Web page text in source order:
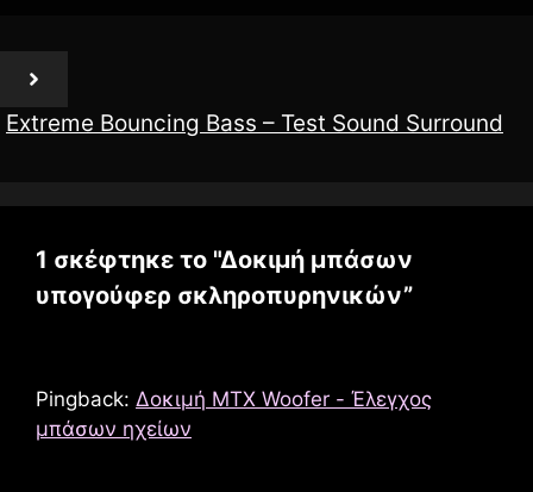
Extreme Bouncing Bass – Test Sound Surround
1 σκέφτηκε το "Δοκιμή μπάσων
υπογούφερ σκληροπυρηνικών”
Pingback: Δοκιμή MTX Woofer - Έλεγχος
μπάσων ηχείων